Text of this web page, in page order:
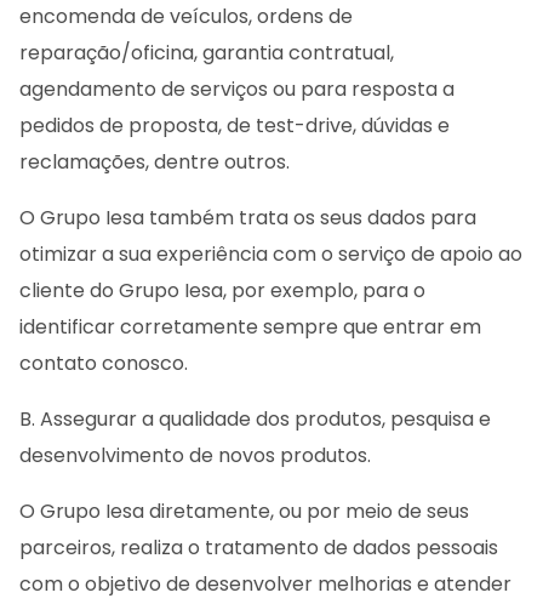
encomenda de veículos, ordens de
reparação/oficina, garantia contratual,
agendamento de serviços ou para resposta a
pedidos de proposta, de test-drive, dúvidas e
reclamações, dentre outros.
O Grupo Iesa também trata os seus dados para
otimizar a sua experiência com o serviço de apoio ao
cliente do Grupo Iesa, por exemplo, para o
identificar corretamente sempre que entrar em
contato conosco.
B. Assegurar a qualidade dos produtos, pesquisa e
desenvolvimento de novos produtos.
O Grupo Iesa diretamente, ou por meio de seus
parceiros, realiza o tratamento de dados pessoais
com o objetivo de desenvolver melhorias e atender